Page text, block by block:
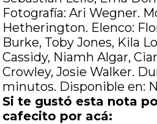
Fotografía: Ari Wegner.
Hetherington. Elenco:
Burke, Toby Jones, Kila
Cassidy, Niamh Algar,
Crowley, Josie Walker.
minutos. Disponible en:
Si te gustó esta nota
cafecito por acá: